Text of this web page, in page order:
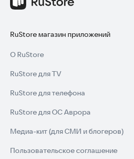
RuStore магазин приложений
О RuStore
RuStore для TV
RuStore для телефона
RuStore для ОС Аврора
Медиа-кит (для СМИ и блогеров)
Пользовательское соглашение